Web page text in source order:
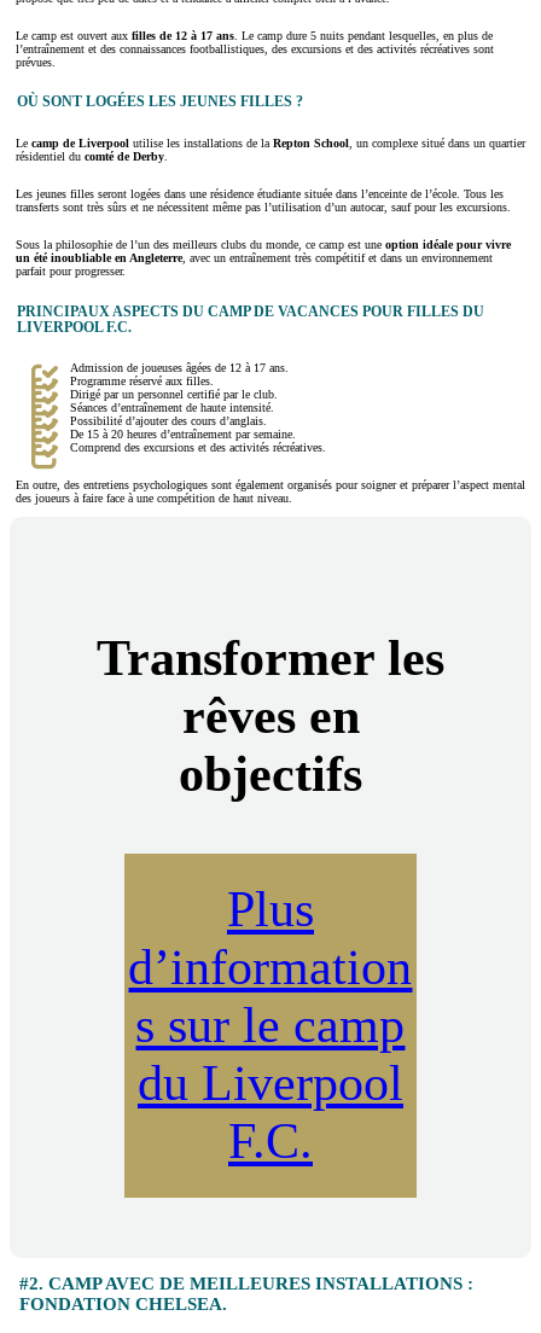
Le camp est ouvert aux filles de 12 à 17 ans . Le camp dure 5 nuits pendant lesquelles, en plus de
l’entraînement et des connaissances footballistiques, des excursions et des activités récréatives sont
prévues.
OÙ SONT LOGÉES LES JEUNES FILLES ?
Le camp de Liverpool utilise les installations de la Repton School , un complexe situé dans un quartier
résidentiel du comté de Derby
Les jeunes filles seront logées dans une résidence étudiante située dans l’enceinte de l’école. Tous les
transferts sont très sûrs et ne nécessitent même pas l’utilisation d’un autocar, sauf pour les excursions.
Sous la philosophie de l’un des meilleurs clubs du monde, ce camp est une option idéale pour vivre
un été inoubliable en Angleterre, avec un entraînement très compétitif et dans un environnement
parfait pour progresser.
PRINCIPAUX ASPECTS DU CAMP DE VACANCES POUR FILLES DU
LIVERPOOL F.C.
Admission de joueuses âgées de 12 à 17 ans.
Programme réservé aux filles.
Dirigé par un personnel certifié par le club.
Séances d’entraînement de haute intensité.
Possibilité d’ajouter des cours d’anglais.
De 15 à 20 heures d’entraînement par semaine.
Comprend des excursions et des activités récréatives.
En outre, des entretiens psychologiques sont également organisés pour soigner et préparer l’aspect mental
des joueurs à faire face à une compétition de haut niveau.
Transformer les
rêves en
objectifs
Plus
d’information
s sur le camp
du Liverpool
F.C.
#2. CAMP AVEC DE MEILLEURES INSTALLATIONS :
FONDATION CHELSEA.